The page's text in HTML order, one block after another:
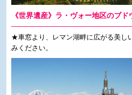
《世界遺産》ラ・ヴォー地区のブド
★車窓より、レマン湖畔に広がる美し
みください。